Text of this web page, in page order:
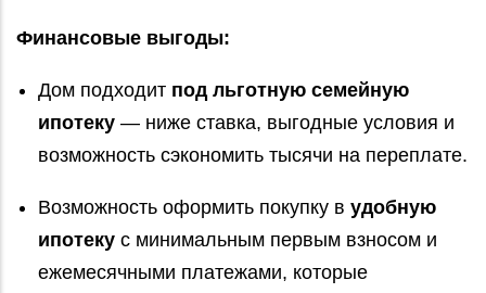
Финансовые выгоды:
Дом подходит под льготную семейную
ипотеку — ниже ставка, выгодные условия и
возможность сэкономить тысячи на переплате.
Возможность оформить покупку в удобную
ипотеку с минимальным первым взносом и
ежемесячными платежами, которые